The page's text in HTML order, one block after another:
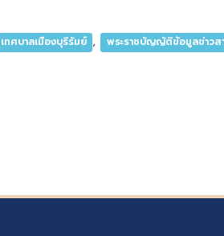
เทศบาลเมืองบุรีรัมย์ , พระราชบัญญัติข้อมูลข่าวส